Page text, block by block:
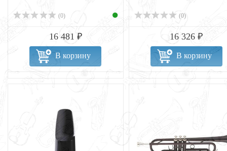
(0)
16 481 ₽
В корзину
(0)
16 326 ₽
В корзину